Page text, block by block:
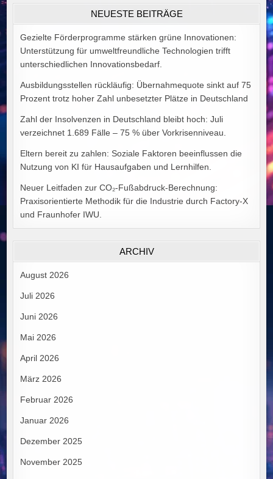
VON
ALEX
GOODMAN
NEUESTE BEITRÄGE
Gezielte Förderprogramme stärken grüne Innovationen:
Unterstützung für umweltfreundliche Technologien trifft
unterschiedlichen Innovationsbedarf.
Ausbildungsstellen rückläufig: Übernahmequote sinkt auf 75
Prozent trotz hoher Zahl unbesetzter Plätze in Deutschland
Zahl der Insolvenzen in Deutschland bleibt hoch: Juli
verzeichnet 1.689 Fälle – 75 % über Vorkrisenniveau.
Eltern bereit zu zahlen: Soziale Faktoren beeinflussen die
Nutzung von KI für Hausaufgaben und Lernhilfen.
Neuer Leitfaden zur CO₂-Fußabdruck-Berechnung:
Praxisorientierte Methodik für die Industrie durch Factory-X
und Fraunhofer IWU.
ARCHIV
August 2026
Juli 2026
Juni 2026
Mai 2026
April 2026
März 2026
Februar 2026
Januar 2026
Dezember 2025
November 2025